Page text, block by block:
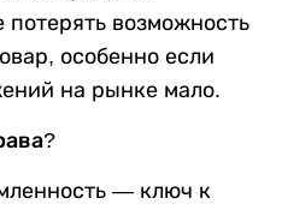
потерять возможность
особенно если
на рынке мало.
— ключ к